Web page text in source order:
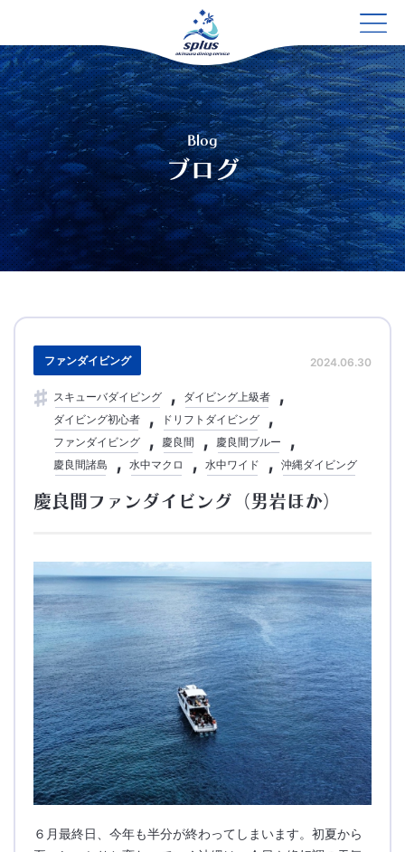
Blog
ブログ
ファンダイビング
スキューバダイビング
ダイビング上級者
ダイビング初心者
ドリフトダイビング
ファンダイビング
慶良間
慶良間ブルー
慶良間諸島
水中マクロ 水中ワイド 沖縄ダイビング
2024.06.30
慶良間ファンダイビング（男岩ほか）
６月最終日、今年も半分が終わってしまいます。初夏から